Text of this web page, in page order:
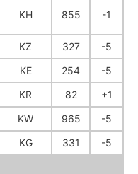
KH 855 -1
KZ 327
-5
KE 254
-5
KR 82
+1
KW 965
-5
KG 331 -5